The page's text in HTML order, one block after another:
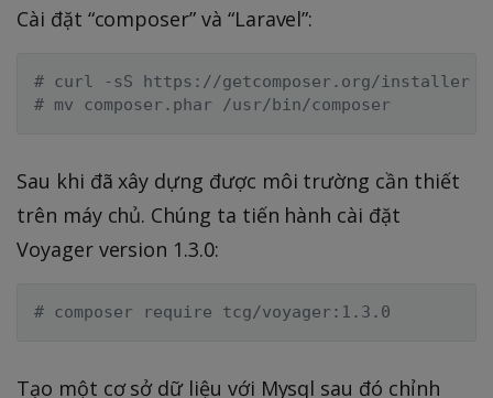
Cài đặt “composer” và “Laravel”:
# curl -sS https://getcomposer.org/installer |
# mv composer.phar /usr/bin/composer
Sau khi đã xây dựng được môi trường cần thiết
trên máy chủ. Chúng ta tiến hành cài đặt
Voyager version 1.3.0:
# composer require tcg/voyager:1.3.0
Tạo một cơ sở dữ liệu với Mysql sau đó chỉnh